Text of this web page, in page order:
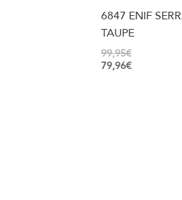
6847 ENIF
TAUPE
99,95€
79,96€